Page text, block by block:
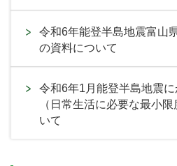
令和6年能登半島地震富山
の資料について
令和6年1月能登半島地震
（日常生活に必要な最小
いて